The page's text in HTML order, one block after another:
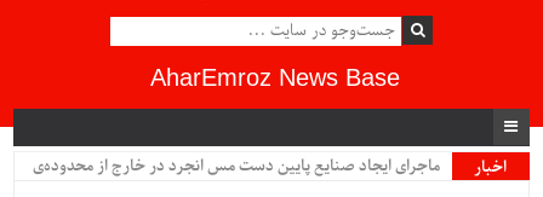
AharEmroz News Base
اخبار
ماجرای ایجاد صنایع پایین دست مس انجرد در خارج از محدوده‌ی